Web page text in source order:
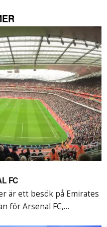
FC
är ett besök på Emirates
för Arsenal FC,…